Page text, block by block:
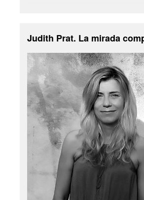
Judith Prat. La mirada